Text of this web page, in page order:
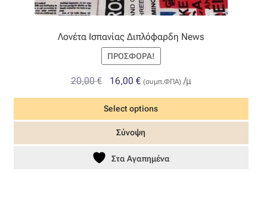
Λονέτα Ισπανίας Διπλόφαρδη News
ΠΡΟΣΦΟΡΆ!
20,00€
Original
price
was:
20,00 €.
16,00€Η
τρέχουσα
τιμή
είναι:
16,00 €.
(συμπ.ΦΠΑ) /μ
Select options
Σύνοψη
Στα Αγαπημένα